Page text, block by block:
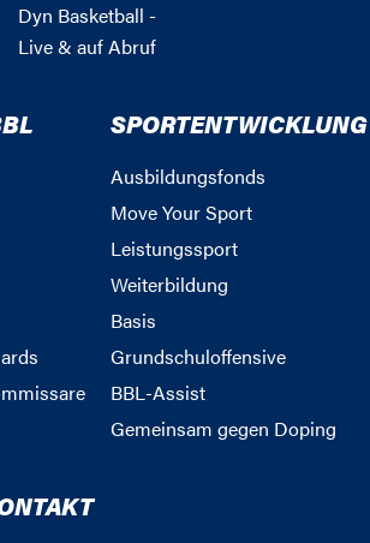
Dyn Basketball -
Live & auf Abruf
SPORTENTWICKLUNG
Ausbildungsfonds
Move Your Sport
Leistungssport
Weiterbildung
Basis
Grundschuloffensive
BBL-Assist
Gemeinsam gegen Doping